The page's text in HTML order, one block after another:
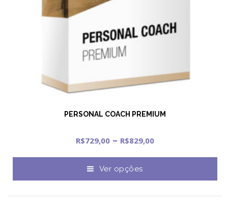
PERSONAL COACH PREMIUM
R$729,00 – R$829,00
Ver opções